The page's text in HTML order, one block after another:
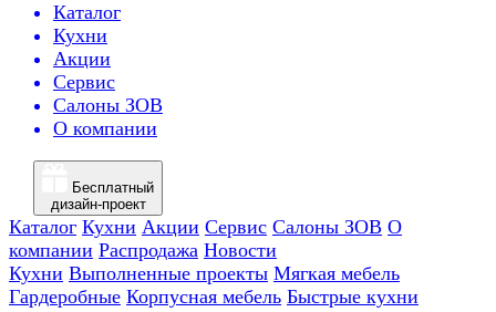
Каталог
Кухни
Акции
Сервис
Салоны ЗОВ
О компании
Бесплатный
дизайн-проект
Каталог Кухни Акции Сервис Салоны ЗОВ О
компании Распродажа Новости
Кухни Выполненные проекты Мягкая мебель
Гардеробные Корпусная мебель Быстрые кухни